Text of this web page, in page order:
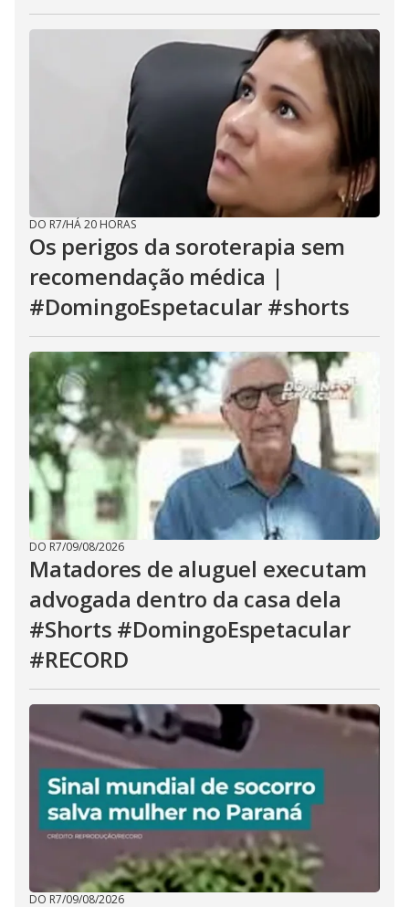
DO R7/HÁ 20 HORAS
Os perigos da soroterapia sem
recomendação médica |
#DomingoEspetacular #shorts
DO R7/09/08/2026
Matadores de aluguel executam
advogada dentro da casa dela
#Shorts #DomingoEspetacular
#RECORD
DO R7/09/08/2026